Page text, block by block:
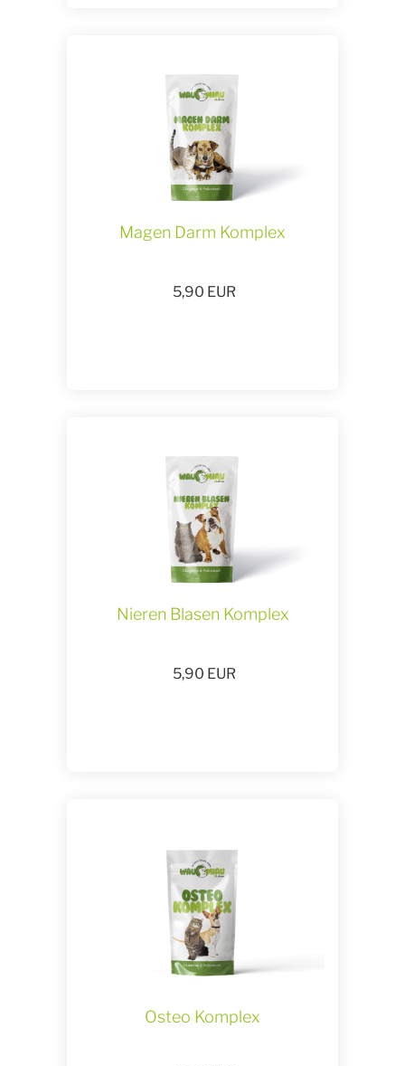
Magen Darm Komplex
5,90 EUR
Nieren Blasen Komplex
5,90 EUR
Osteo Komplex